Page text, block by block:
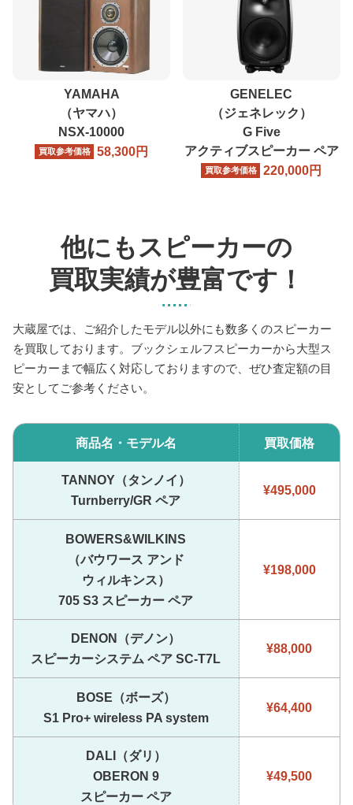
YAMAHA
（ヤマハ）
NSX-10000
買取参考価格 58,300円
GENELEC
（ジェネレック）
G Five
アクティブスピーカー ペア
買取参考価格 220,000円
他にもスピーカーの
買取実績が豊富です！
大蔵屋では、ご紹介したモデル以外にも数多くのスピーカー
を買取しております。ブックシェルフスピーカーから大型ス
ピーカーまで幅広く対応しておりますので、ぜひ査定額の目
安としてご参考ください。
商品名・モデル名 買取価格
TANNOY（タンノイ）
Turnberry/GR ペア
¥495,000
BOWERS&WILKINS
（バウワース アンド
ウィルキンス）
705 S3 スピーカー ペア
¥198,000
DENON（デノン）
スピーカーシステム ペア SC-T7L
¥88,000
BOSE（ボーズ）
S1 Pro+ wireless PA system
¥64,400
DALI（ダリ）
OBERON 9
スピーカー ペア
¥49,500